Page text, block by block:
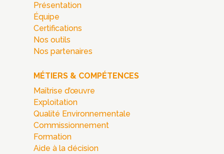
Présentation
Équipe
Certifications
Nos outils
Nos partenaires
MÉTIERS & COMPÉTENCES
Maîtrise d’œuvre
Exploitation
Qualité Environnementale
Commissionnement
Formation
Aide à la décision